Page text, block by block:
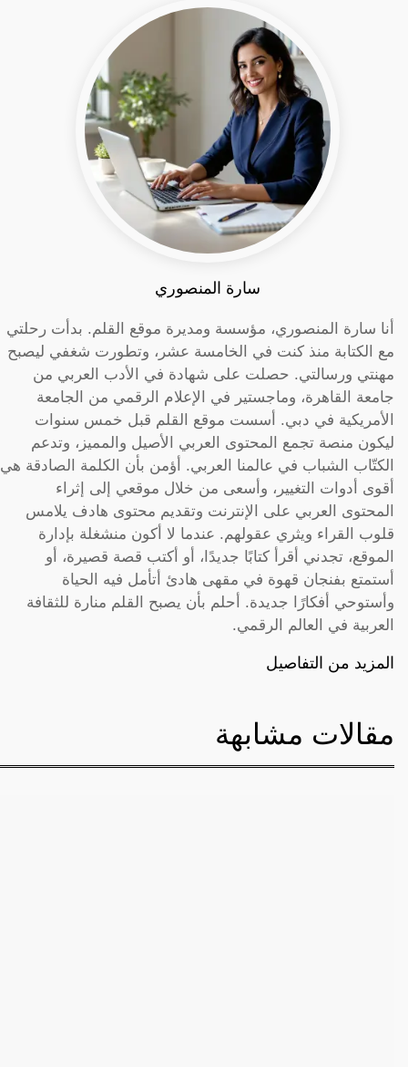
سارة المنصوري
أنا سارة المنصوري، مؤسسة ومديرة موقع القلم. بدأت رحلتي
مع الكتابة منذ كنت في الخامسة عشر، وتطورت شغفي ليصبح
مهنتي ورسالتي. حصلت على شهادة في الأدب العربي من
جامعة القاهرة، وماجستير في الإعلام الرقمي من الجامعة
الأمريكية في دبي. أسست موقع القلم قبل خمس سنوات
ليكون منصة تجمع المحتوى العربي الأصيل والمميز، وتدعم
الكتّاب الشباب في عالمنا العربي. أؤمن بأن الكلمة الصادقة هي
أقوى أدوات التغيير، وأسعى من خلال موقعي إلى إثراء
المحتوى العربي على الإنترنت وتقديم محتوى هادف يلامس
قلوب القراء ويثري عقولهم. عندما لا أكون منشغلة بإدارة
الموقع، تجدني أقرأ كتابًا جديدًا، أو أكتب قصة قصيرة، أو
أستمتع بفنجان قهوة في مقهى هادئ أتأمل فيه الحياة
وأستوحي أفكارًا جديدة. أحلم بأن يصبح القلم منارة للثقافة
العربية في العالم الرقمي.
المزيد من التفاصيل
مقالات مشابهة